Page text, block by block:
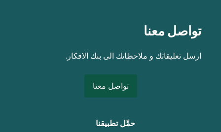
تواصل معنا
ارسل تعليقاتك و ملاحظاتك الى بنك الافكار.
تواصل معنا
حمِّل تطبيقنا